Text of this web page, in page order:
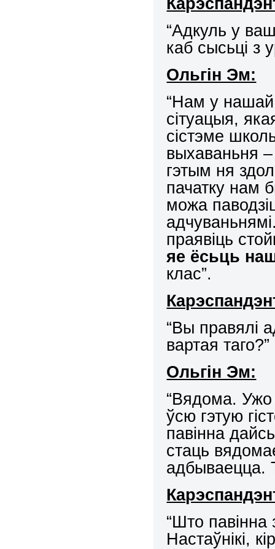
“Адкуль у
каб сысьці з
Ольгін Эм:
“Нам у
сітуацыя,
сістэме
выхаваньня
гэтым ня
пачатку нам
можа
праявіць
яе ёсьць
клас”.
“Вы правялі
вартая таго?”
Ольгін Эм:
“Вядома. Ужо
ўсю гэтую
павінна
стаць
адбываецца.
“Што
Настаўнікі,